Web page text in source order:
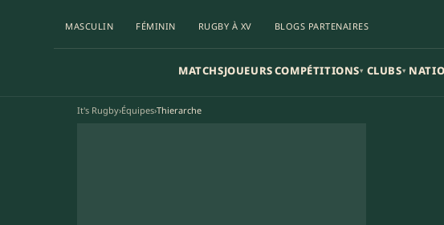
MASCULIN FÉMININ RUGBY À XV BLOGS PARTENAIRES
MATCHSJOUEURSCOMPÉTITIONS▾ CLUBS▾
It's Rugby›Équipes›Thierarche